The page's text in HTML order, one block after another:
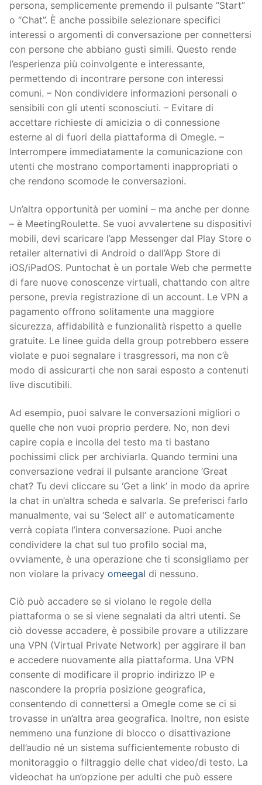
persona, semplicemente premendo il pulsante “Start”
o “Chat”. È anche possibile selezionare specifici
interessi o argomenti di conversazione per connettersi
con persone che abbiano gusti simili. Questo rende
l’esperienza più coinvolgente e interessante,
permettendo di incontrare persone con interessi
comuni. – Non condividere informazioni personali o
sensibili con gli utenti sconosciuti. – Evitare di
accettare richieste di amicizia o di connessione
esterne al di fuori della piattaforma di Omegle. –
Interrompere immediatamente la comunicazione con
utenti che mostrano comportamenti inappropriati o
che rendono scomode le conversazioni.
Un’altra opportunità per uomini – ma anche per donne
– è MeetingRoulette. Se vuoi avvalertene su dispositivi
mobili, devi scaricare l’app Messenger dal Play Store o
retailer alternativi di Android o dall’App Store di
iOS/iPadOS. Puntochat è un portale Web che permette
di fare nuove conoscenze virtuali, chattando con altre
persone, previa registrazione di un account. Le VPN a
pagamento offrono solitamente una maggiore
sicurezza, affidabilità e funzionalità rispetto a quelle
gratuite. Le linee guida della group potrebbero essere
violate e puoi segnalare i trasgressori, ma non c’è
modo di assicurarti che non sarai esposto a contenuti
live discutibili.
Ad esempio, puoi salvare le conversazioni migliori o
quelle che non vuoi proprio perdere. No, non devi
capire copia e incolla del testo ma ti bastano
pochissimi click per archiviarla. Quando termini una
conversazione vedrai il pulsante arancione ‘Great
chat? Tu devi cliccare su ‘Get a link’ in modo da aprire
la chat in un’altra scheda e salvarla. Se preferisci farlo
manualmente, vai su ‘Select all’ e automaticamente
verrà copiata l’intera conversazione. Puoi anche
condividere la chat sul tuo profilo social ma,
ovviamente, è una operazione che ti sconsigliamo per
non violare la privacy omeegal di nessuno.
Ciò può accadere se si violano le regole della
piattaforma o se si viene segnalati da altri utenti. Se
ciò dovesse accadere, è possibile provare a utilizzare
una VPN (Virtual Private Network) per aggirare il ban
e accedere nuovamente alla piattaforma. Una VPN
consente di modificare il proprio indirizzo IP e
nascondere la propria posizione geografica,
consentendo di connettersi a Omegle come se ci si
trovasse in un’altra area geografica. Inoltre, non esiste
nemmeno una funzione di blocco o disattivazione
dell’audio né un sistema sufficientemente robusto di
monitoraggio o filtraggio delle chat video/di testo. La
videochat ha un’opzione per adulti che può essere